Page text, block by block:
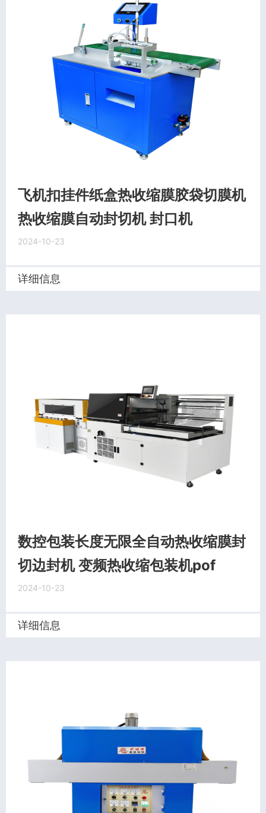
飞机扣挂件纸盒热收缩膜胶袋切膜机
热收缩膜自动封切机 封口机
2024-10-23
详细信息
数控包装长度无限全自动热收缩膜封
切边封机 变频热收缩包装机pof
2024-10-23
详细信息